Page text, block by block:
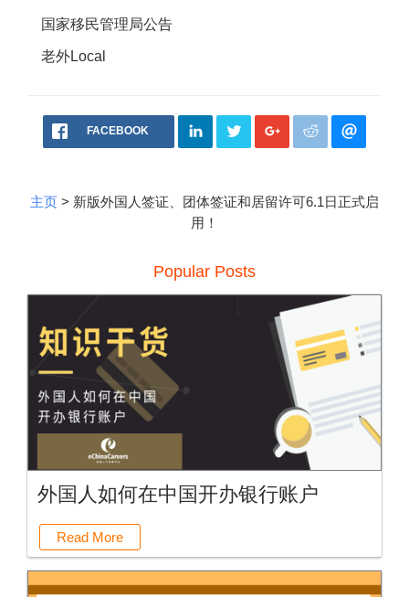
国家移民管理局公告
老外Local
FACEBOOK
主页 > 新版外国人签证、团体签证和居留许可6.1日正式启
用！
Popular Posts
外国人如何在中国开办银行账户
Read More